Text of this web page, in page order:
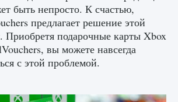
медали лиги Clash of Clans
быть непросто. К счастью,
предлагает решение этой
Приобретя подарочные карты Xbox
вы можете навсегда
с этой проблемой.